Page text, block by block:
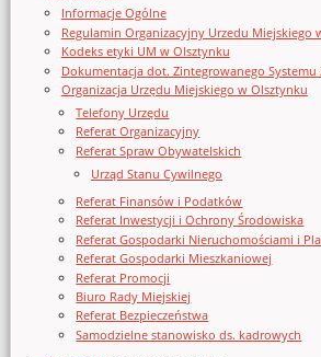
Informacje Ogólne
Regulamin Organizacyjny Urzedu Miejskiego
Kodeks etyki UM w Olsztynku
Dokumentacja dot. Zintegrowanego Systemu
Organizacja Urzędu Miejskiego w Olsztynku
Telefony Urzędu
Referat Organizacyjny
Referat Spraw Obywatelskich
Urząd Stanu Cywilnego
Referat Finansów i Podatków
Referat Inwestycji i Ochrony Środowiska
Referat Gospodarki Nieruchomościami i
Referat Gospodarki Mieszkaniowej
Referat Promocji
Biuro Rady Miejskiej
Referat Bezpieczeństwa
Samodzielne stanowisko ds. kadrowych